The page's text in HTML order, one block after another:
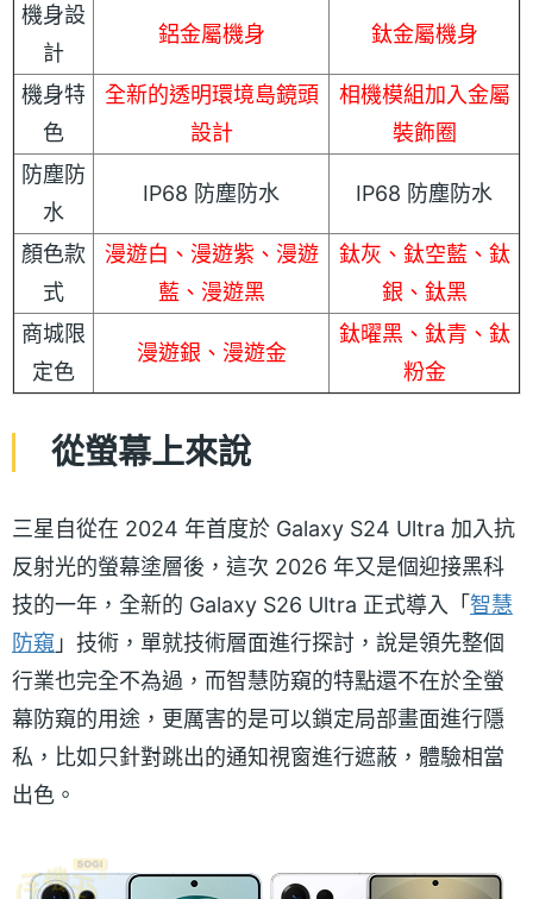
機身設
計
鋁金屬機身 鈦金屬機身
機身特
色
全新的透明環境島鏡頭
設計
相機模組加入金屬
裝飾圈
防塵防
水
IP68 防塵防水 IP68 防塵防水
顏色款
式
漫遊白、漫遊紫、漫遊
藍、漫遊黑
鈦灰、鈦空藍、鈦
銀、鈦黑
商城限
定色
漫遊銀、漫遊金
鈦曜黑、鈦青、鈦
粉金
從螢幕上來說
三星自從在 2024 年首度於 Galaxy S24 Ultra 加入抗
反射光的螢幕塗層後，這次 2026 年又是個迎接黑科
技的一年，全新的 Galaxy S26 Ultra 正式導入「智慧
防窺 」技術，單就技術層面進行探討，說是領先整個
行業也完全不為過，而智慧防窺的特點還不在於全螢
幕防窺的用途，更厲害的是可以鎖定局部畫面進行隱
私，比如只針對跳出的通知視窗進行遮蔽，體驗相當
出色。